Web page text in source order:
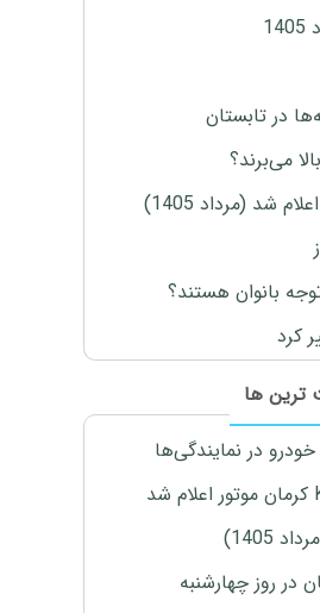
در تابستان
می‌برند؟
شد (مرداد 1405)
بانوان هستند؟
ترین ها